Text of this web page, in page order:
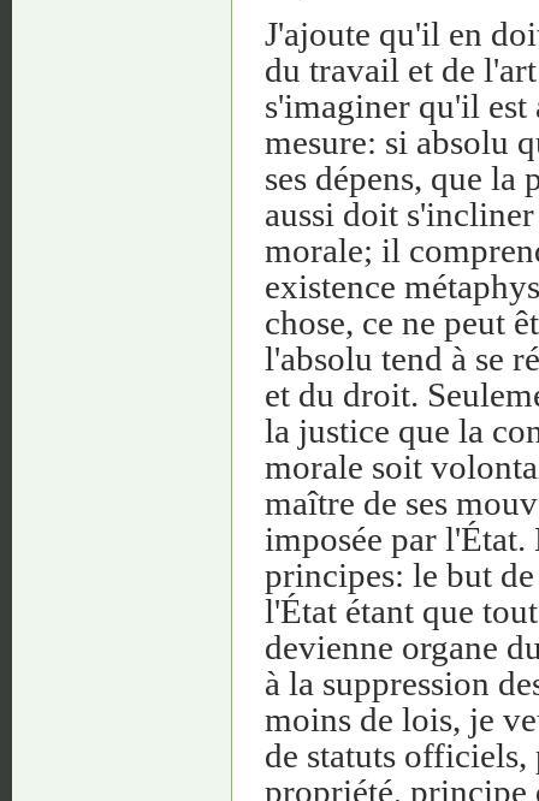
J'ajoute qu'il en
du travail et de
s'imaginer qu'il est
mesure: si absolu
ses dépens, que
aussi doit
morale; il
existence
chose, ce ne peut
l'absolu tend à se
et du droit.
la justice que la
morale soit
maître de ses
imposée par
principes: le but
l'État étant que
devienne organe
à la suppression
moins de lois, je
de statuts
propriété, principe